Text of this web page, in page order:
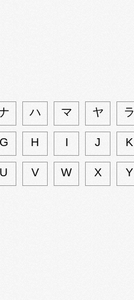
ハ マ ヤ ラ
G H I J K
U V W X Y